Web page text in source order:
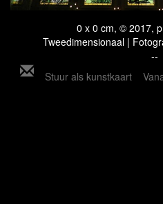
0 x 0 cm, © 2017,
Tweedimensionaal |
--
Stuur als kunstkaart